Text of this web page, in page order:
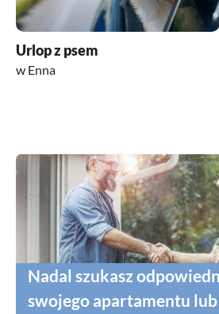
Urlop z psem
w Enna
Nadal szukasz
swojego apartamentu